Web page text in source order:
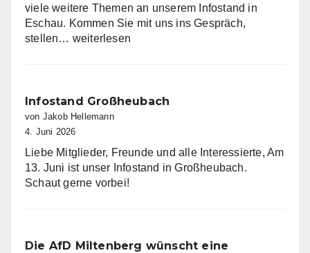
viele weitere Themen an unserem Infostand in
Eschau. Kommen Sie mit uns ins Gespräch,
stellen… Infostand
weiterlesen
Infostand Großheubach
von Jakob Hellemann
4. Juni 2026
Liebe Mitglieder, Freunde und alle Interessierte, Am
13. Juni ist unser Infostand in Großheubach.
Schaut gerne vorbei!
Die AfD Miltenberg wünscht eine